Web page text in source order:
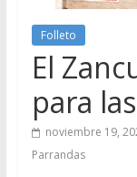
Folleto
El
para
noviembre 19,
Parrandas